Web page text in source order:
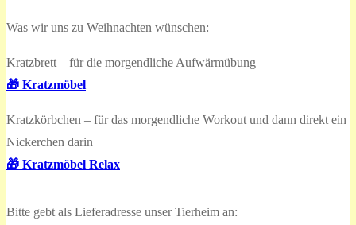
Was wir uns zu Weihnachten wünschen:
Kratzbrett – für die morgendliche Aufwärmübung
🎁 Kratzmöbel
Kratzkörbchen – für das morgendliche Workout und dann direkt ein
Nickerchen darin
🎁 Kratzmöbel Relax
Bitte gebt als Lieferadresse unser Tierheim an: